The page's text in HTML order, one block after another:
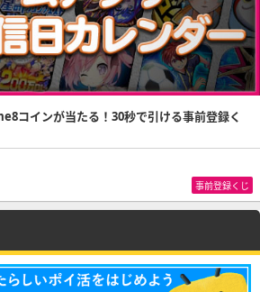
コインが当たる！30秒で引ける事前登録く
事前登録くじ